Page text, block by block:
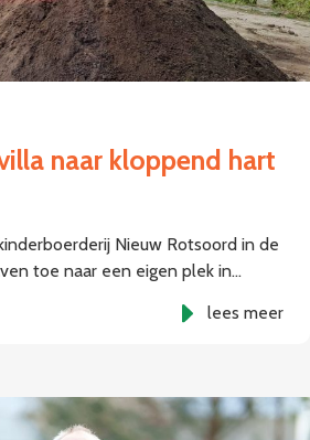
naar kloppend hart
Nieuw Rotsoord in de
toe naar een eigen plek in…
lees meer